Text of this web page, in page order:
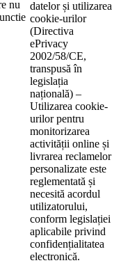
nu
datelor și utilizarea
cookie-urilor
(Directiva
ePrivacy
2002/58/CE,
transpusă în
legislația
națională) –
Utilizarea cookie-
urilor pentru
monitorizarea
activității online și
livrarea reclamelor
personalizate este
reglementată și
necesită acordul
utilizatorului,
conform legislației
aplicabile privind
confidențialitatea
electronică.